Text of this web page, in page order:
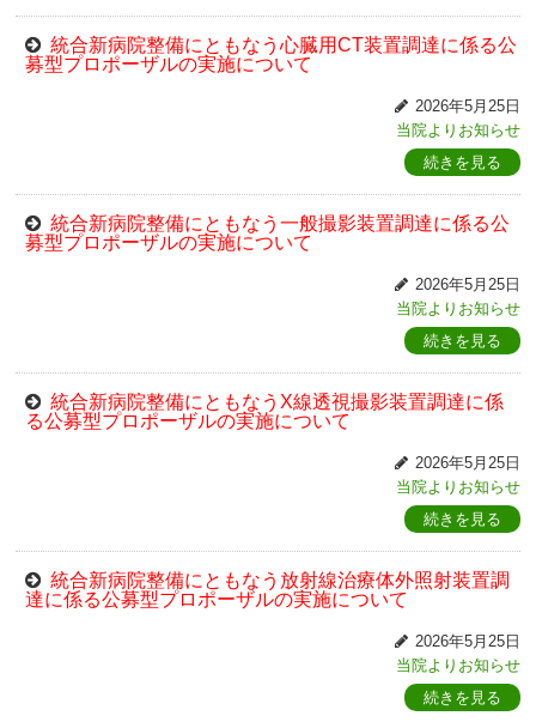
統合新病院整備にともなう心臓用CT装置調達に係る公
募型プロポーザルの実施について
2026年5月25日
当院よりお知らせ
続きを見る
統合新病院整備にともなう一般撮影装置調達に係る公
募型プロポーザルの実施について
2026年5月25日
当院よりお知らせ
続きを見る
統合新病院整備にともなうX線透視撮影装置調達に係
る公募型プロポーザルの実施について
2026年5月25日
当院よりお知らせ
続きを見る
統合新病院整備にともなう放射線治療体外照射装置調
達に係る公募型プロポーザルの実施について
2026年5月25日
当院よりお知らせ
続きを見る